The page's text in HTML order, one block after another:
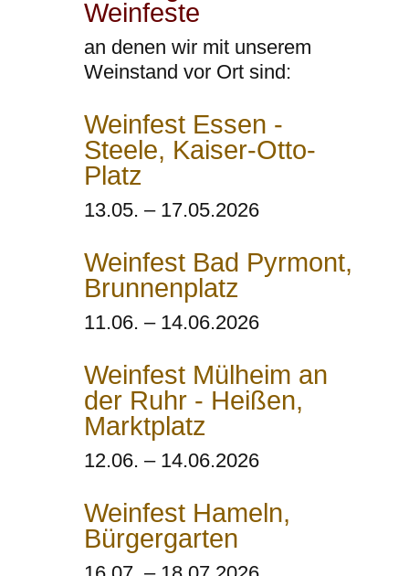
Weinfeste
an denen wir mit unserem
Weinstand vor Ort sind:
Weinfest Essen -
Steele, Kaiser-Otto-
Platz
13.05. – 17.05.2026
Weinfest Bad Pyrmont,
Brunnenplatz
11.06. – 14.06.2026
Weinfest Mülheim an
der Ruhr - Heißen,
Marktplatz
12.06. – 14.06.2026
Weinfest Hameln,
Bürgergarten